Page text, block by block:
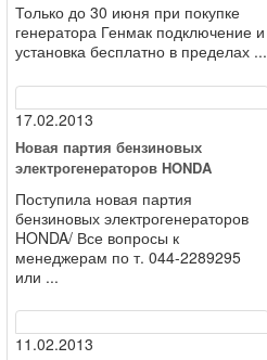
Только до 30 июня при покупке
генератора Генмак подключение и
установка бесплатно в пределах ...
17.02.2013
Новая партия бензиновых
электрогенераторов HONDA
Поступила новая партия
бензиновых электрогенераторов
HONDA/ Все вопросы к
менеджерам по т. 044-2289295
или ...
11.02.2013